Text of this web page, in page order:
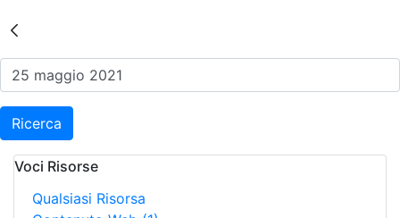
Risultati della Ricerca -
Ricerca
Voci Risorse
Qualsiasi Risorsa